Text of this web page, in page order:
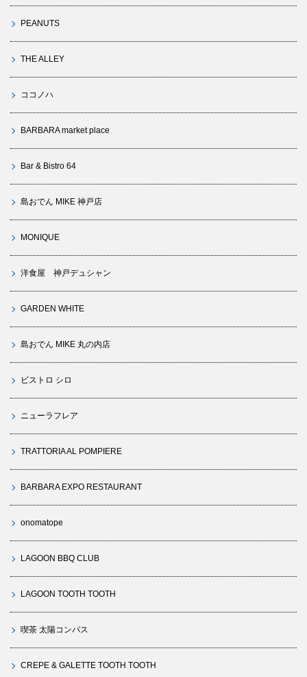
PEANUTS
THE ALLEY
ココノハ
BARBARA market place
Bar & Bistro 64
島おでん MIKE 神戸店
MONIQUE
洋食屋 神戸デュシャン
GARDEN WHITE
島おでん MIKE 丸の内店
ビストロ シロ
ニューラフレア
TRATTORIA AL POMPIERE
BARBARA EXPO RESTAURANT
onomatope
LAGOON BBQ CLUB
LAGOON TOOTH TOOTH
喫茶 太陽コンパス
CREPE & GALETTE TOOTH TOOTH